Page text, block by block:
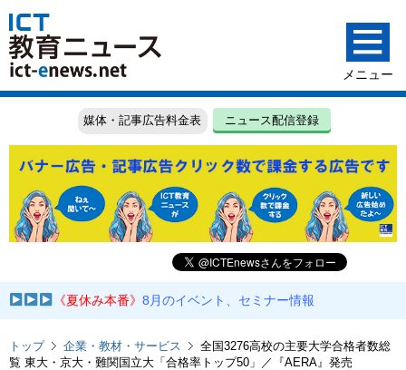
媒体・記事広告料金表 ニュース配信登録
《夏休み本番》8月のイベント、セミナー情報
トップ 企業・教材・サービス
全国3276高校の主要大学合格者数総
覧 東大・京大・難関国立大「合格率トップ50」／『AERA』発売